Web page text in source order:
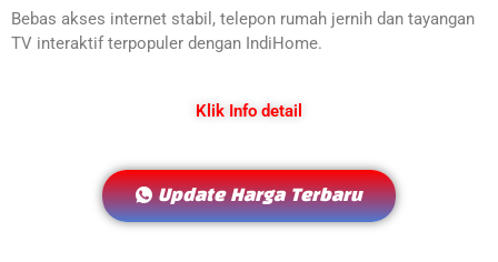
Bebas akses internet stabil, telepon rumah jernih dan tayangan
TV interaktif terpopuler dengan IndiHome.
Klik Info detail
Update Harga Terbaru